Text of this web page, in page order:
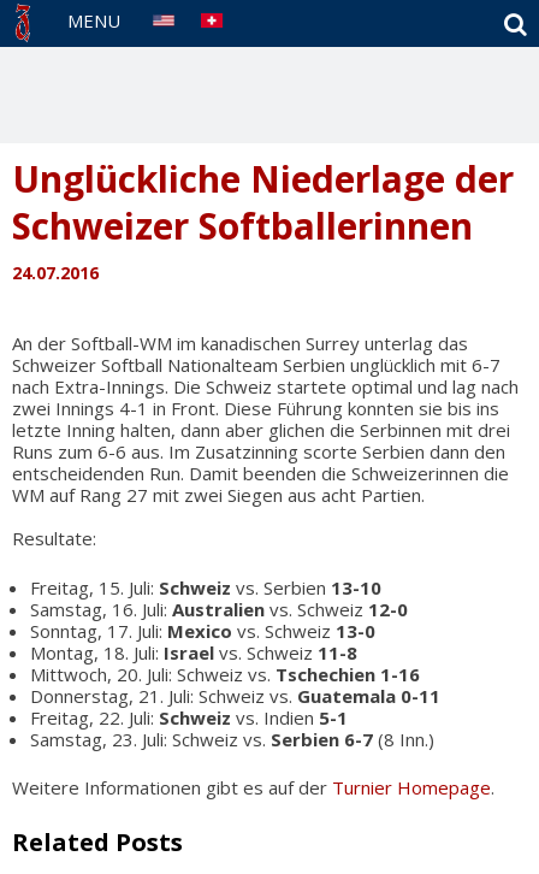
MENU
Unglückliche Niederlage der
Schweizer Softballerinnen
24.07.2016
An der Softball-WM im kanadischen Surrey unterlag das
Schweizer Softball Nationalteam Serbien unglücklich mit 6-7
nach Extra-Innings. Die Schweiz startete optimal und lag nach
zwei Innings 4-1 in Front. Diese Führung konnten sie bis ins
letzte Inning halten, dann aber glichen die Serbinnen mit drei
Runs zum 6-6 aus. Im Zusatzinning scorte Serbien dann den
entscheidenden Run. Damit beenden die Schweizerinnen die
WM auf Rang 27 mit zwei Siegen aus acht Partien.
Resultate:
Freitag, 15. Juli: Schweiz vs. Serbien 13-10
Samstag, 16. Juli: Australien vs. Schweiz 12-0
Sonntag, 17. Juli: Mexico vs. Schweiz 13-0
Montag, 18. Juli: Israel vs. Schweiz 11-8
Mittwoch, 20. Juli: Schweiz vs. Tschechien 1-16
Donnerstag, 21. Juli: Schweiz vs. Guatemala 0-11
Freitag, 22. Juli: Schweiz vs. Indien 5-1
Samstag, 23. Juli: Schweiz vs. Serbien 6-7 (8 Inn.)
Weitere Informationen gibt es auf der Turnier Homepage.
Related Posts